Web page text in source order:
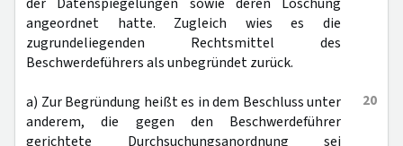
angeordnet hatte. Zugleich wies es die
zugrundeliegenden Rechtsmittel des
Beschwerdeführers als unbegründet zurück.
20
a) Zur Begründung heißt es in dem Beschluss unter
anderem, die gegen den Beschwerdeführer
gerichtete Durchsuchungsanordnung sei